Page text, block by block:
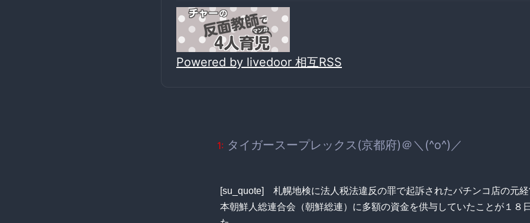
Powered by livedoor 相互RSS
1: タイガースープレックス(京都府)＠＼(^o^)／
[su_quote] 札幌地検に法人税法違反の罪で起訴されたパチンコ店の元
本朝鮮人総連合会（朝鮮総連）に多額の資金を供与していたことが１８